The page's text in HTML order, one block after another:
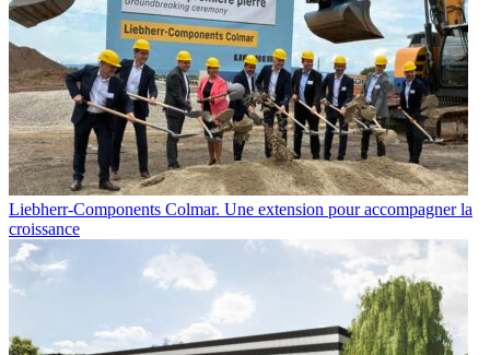
Liebherr-Components Colmar. Une extension pour accompagner la
croissance